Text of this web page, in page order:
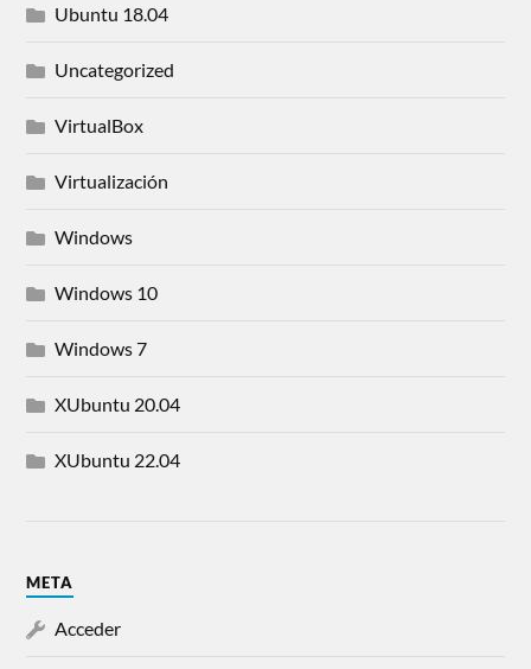
Ubuntu 18.04
Uncategorized
VirtualBox
Virtualización
Windows
Windows 10
Windows 7
XUbuntu 20.04
XUbuntu 22.04
META
Acceder